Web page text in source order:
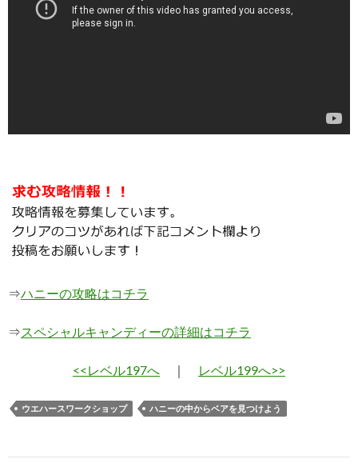
⇒ハニーの攻略はコチラ
⇒スペシャルキャンディーの詳細はコチラ
<<レベル197へ ｜ レベル199へ>>
ウエハースワークショップ ハニーの中からベアを見つけよう